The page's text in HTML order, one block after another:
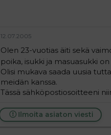
12.07.2005
Olen 23-vuotias äiti sekä
poika, isukki ja masuasukki on
Olisi mukava saada uusia
meidän kanssa.
Tässä sähköpostiosoitteeni
Ilmoita asiaton viesti